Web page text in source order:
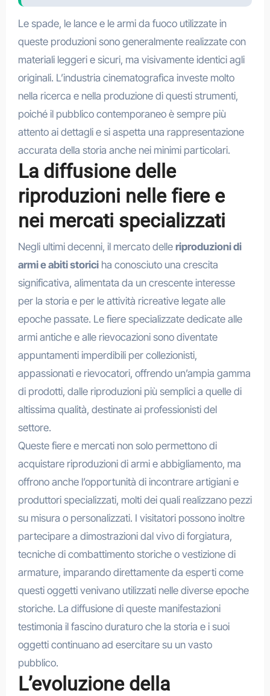
Le spade, le lance e le armi da fuoco utilizzate in
queste produzioni sono generalmente realizzate con
materiali leggeri e sicuri, ma visivamente identici agli
originali. L’industria cinematografica investe molto
nella ricerca e nella produzione di questi strumenti,
poiché il pubblico contemporaneo è sempre più
attento ai dettagli e si aspetta una rappresentazione
accurata della storia anche nei minimi particolari.
La diffusione delle
riproduzioni nelle fiere e
nei mercati specializzati
Negli ultimi decenni, il mercato delle riproduzioni di
armi e abiti storiciha conosciuto una crescita
significativa, alimentata da un crescente interesse
per la storia e per le attività ricreative legate alle
epoche passate. Le fiere specializzate dedicate alle
armi antiche e alle rievocazioni sono diventate
appuntamenti imperdibili per collezionisti,
appassionati e rievocatori, offrendo un’ampia gamma
di prodotti, dalle riproduzioni più semplici a quelle di
altissima qualità, destinate ai professionisti del
settore.
Queste fiere e mercati non solo permettono di
acquistare riproduzioni di armi e abbigliamento, ma
offrono anche l’opportunità di incontrare artigiani e
produttori specializzati, molti dei quali realizzano pezzi
su misura o personalizzati. I visitatori possono inoltre
partecipare a dimostrazioni dal vivo di forgiatura,
tecniche di combattimento storiche o vestizione di
armature, imparando direttamente da esperti come
questi oggetti venivano utilizzati nelle diverse epoche
storiche. La diffusione di queste manifestazioni
testimonia il fascino duraturo che la storia e i suoi
oggetti continuano ad esercitare su un vasto
pubblico.
L’evoluzione della